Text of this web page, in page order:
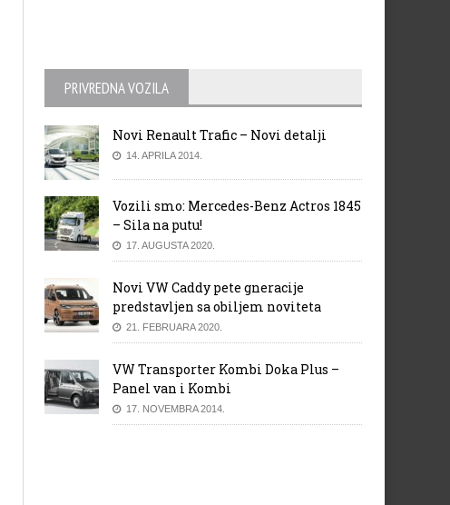
PRIVREDNA VOZILA
Novi Renault Trafic – Novi detalji
14. APRILA 2014.
Vozili smo: Mercedes-Benz Actros 1845
– Sila na putu!
17. AUGUSTA 2020.
Novi VW Caddy pete gneracije
predstavljen sa obiljem noviteta
21. FEBRUARA 2020.
VW Transporter Kombi Doka Plus –
Panel van i Kombi
17. NOVEMBRA 2014.